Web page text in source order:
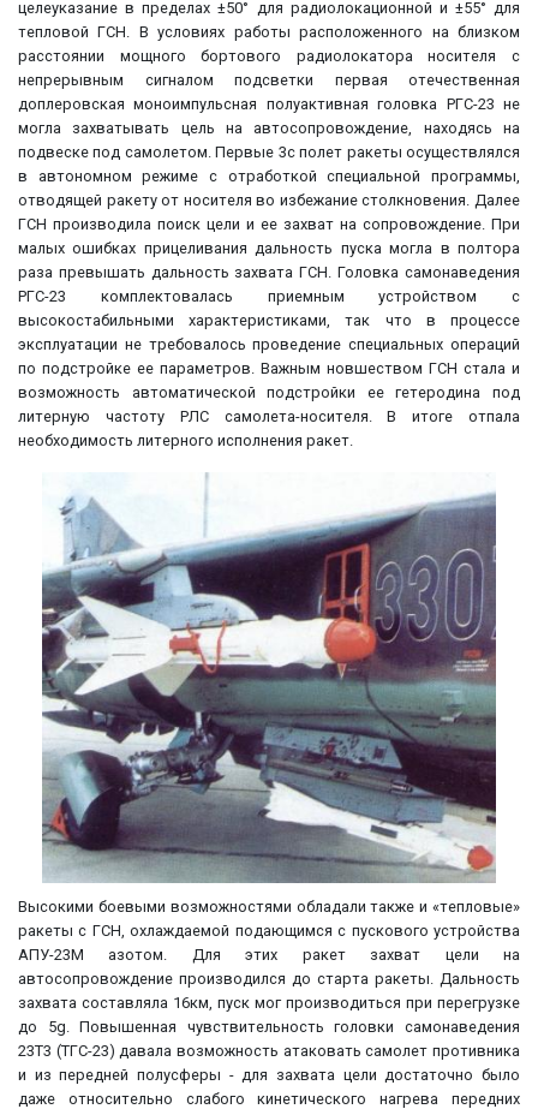
целеуказание в пределах ±50° для радиолокационной и ±55° для
тепловой ГСН. В условиях работы расположенного на близком
расстоянии мощного бортового радиолокатора носителя с
непрерывным сигналом подсветки первая отечественная
доплеровская моноимпульсная полуактивная головка РГС-23 не
могла захватывать цель на автосопровождение, находясь на
подвеске под самолетом. Первые 3с полет ракеты осуществлялся
в автономном режиме с отработкой специальной программы,
отводящей ракету от носителя во избежание столкновения. Далее
ГСН производила поиск цели и ее захват на сопровождение. При
малых ошибках прицеливания дальность пуска могла в полтора
раза превышать дальность захвата ГСН. Головка самонаведения
РГС-23 комплектовалась приемным устройством с
высокостабильными характеристиками, так что в процессе
эксплуатации не требовалось проведение специальных операций
по подстройке ее параметров. Важным новшеством ГСН стала и
возможность автоматической подстройки ее гетеродина под
литерную частоту РЛС самолета-носителя. В итоге отпала
необходимость литерного исполнения ракет.
Высокими боевыми возможностями обладали также и «тепловые»
ракеты с ГСН, охлаждаемой подающимся с пускового устройства
АПУ-23М азотом. Для этих ракет захват цели на
автосопровождение производился до старта ракеты. Дальность
захвата составляла 16км, пуск мог производиться при перегрузке
до 5g. Повышенная чувствительность головки самонаведения
23Т3 (ТГС-23) давала возможность атаковать самолет противника
и из передней полусферы - для захвата цели достаточно было
даже относительно слабого кинетического нагрева передних